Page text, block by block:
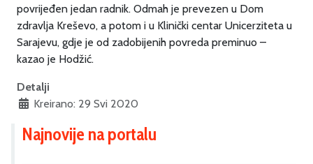
povrijeđen jedan radnik. Odmah je prevezen u Dom
zdravlja Kreševo, a potom i u Klinički centar Unicerziteta u
Sarajevu, gdje je od zadobijenih povreda preminuo –
kazao je Hodžić.
Detalji
Kreirano: 29 Svi 2020
Najnovije na portalu